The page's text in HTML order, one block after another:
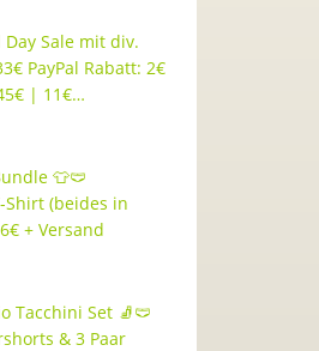
Day Sale mit div.
PayPal Rabatt: 2€
| 11€…
👕🩲
Shirt (beides in
+ Versand
Tacchini Set 🧦🩲
& 3 Paar